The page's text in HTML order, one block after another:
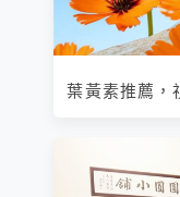
葉黃素推薦，